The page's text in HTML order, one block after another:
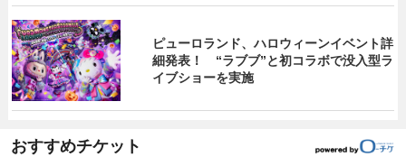
ピューロランド、ハロウィーンイベント詳
細発表！ “ラブブ”と初コラボで没入型ラ
イブショーを実施
おすすめチケット